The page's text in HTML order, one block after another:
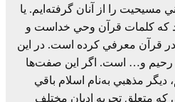
مسيحيت‌ را از آنان‌ گرفته‌ايم. يا
كه‌ كلمات‌ قرآن‌ وحي‌ خداست‌ و
در قرآن‌ معرفي‌ كرده‌ است. در اين‌
رحيم‌ و… است. اگر اين‌ صفت‌ها
ديگر مذهبي‌ به‌نام‌ اسلام‌ باقي‌
كه‌ متعلق‌ تجربه‌ اديان‌ مختلف‌